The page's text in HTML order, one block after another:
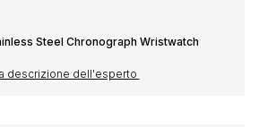
Steel Chronograph Wristwatch
descrizione dell'esperto